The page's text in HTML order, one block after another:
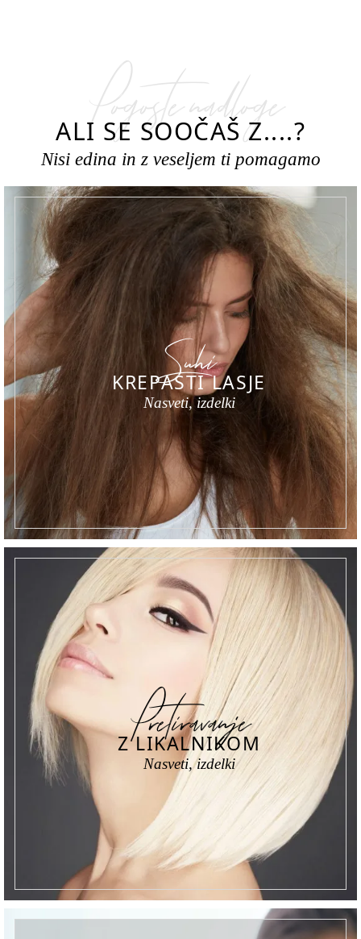
Pogoste nadloge
ALI SE SOOČAŠ Z....?
Nisi edina in z veseljem ti pomagamo
Suhi
KREPASTI LASJE
Nasveti, izdelki
Pretiravanje
Z LIKALNIKOM
Nasveti, izdelki